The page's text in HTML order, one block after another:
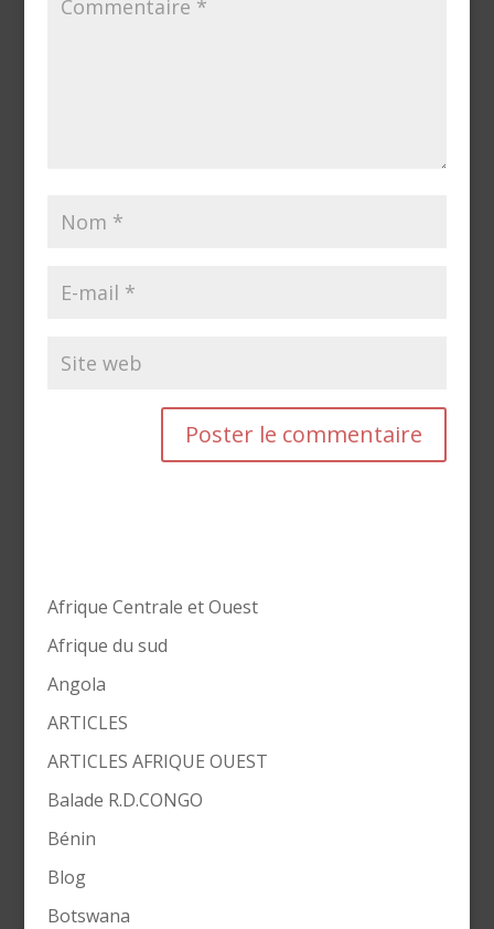
Afrique Centrale et Ouest
Afrique du sud
Angola
ARTICLES
ARTICLES AFRIQUE OUEST
Balade R.D.CONGO
Bénin
Blog
Botswana